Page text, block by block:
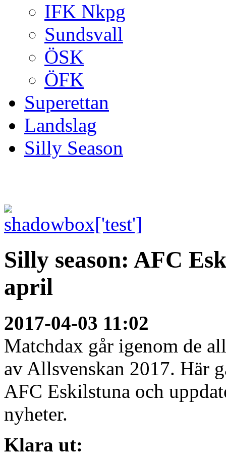
IFK Nkpg
Sundsvall
ÖSK
ÖFK
Superettan
Landslag
Silly Season
Silly season: AFC
april
2017-04-03 11:02
Matchdax går igenom de
av Allsvenskan 2017. Här
AFC Eskilstuna och
nyheter.
Klara ut: